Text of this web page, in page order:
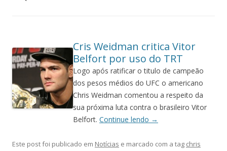
Cris Weidman critica Vitor
Belfort por uso do TRT
Logo após ratificar o titulo de campeão
dos pesos médios do UFC o americano
Chris Weidman comentou a respeito da
sua próxima luta contra o brasileiro Vitor
Belfort. Continue lendo →
Este post foi publicado em Notícias e marcado com a tag chris